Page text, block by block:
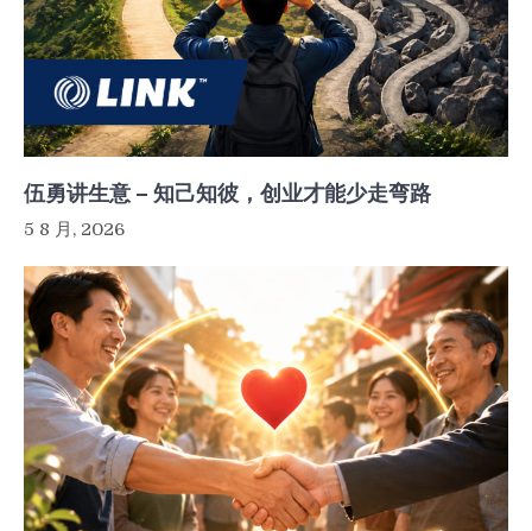
伍勇讲生意 – 知己知彼，创业才能少走弯路
5 8 月, 2026